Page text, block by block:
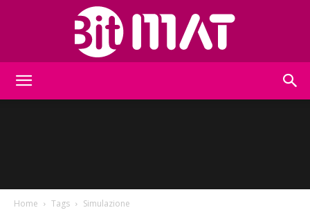
Home Tags Simulazione